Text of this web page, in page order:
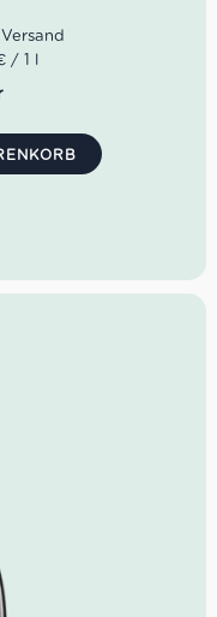
Anklängen an
gute Säurestruktur.
/ 1 l